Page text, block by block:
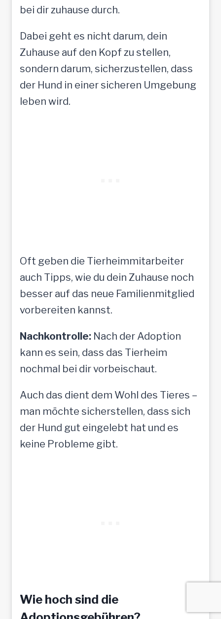
bei dir zuhause durch.
Dabei geht es nicht darum, dein
Zuhause auf den Kopf zu stellen,
sondern darum, sicherzustellen, dass
der Hund in einer sicheren Umgebung
leben wird.
Oft geben die Tierheimmitarbeiter
auch Tipps, wie du dein Zuhause noch
besser auf das neue Familienmitglied
vorbereiten kannst.
Nachkontrolle: Nach der Adoption
kann es sein, dass das Tierheim
nochmal bei dir vorbeischaut.
Auch das dient dem Wohl des Tieres –
man möchte sicherstellen, dass sich
der Hund gut eingelebt hat und es
keine Probleme gibt.
Wie hoch sind die